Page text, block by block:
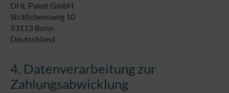
DHL Paket GmbH
Sträßchensweg 10
53113 Bonn
Deutschland
4. Datenverarbeitung zur
Zahlungsabwicklung